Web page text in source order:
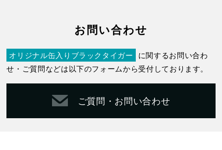
お問い合わせ
オリジナル缶入りブラックタイガー
に関するお問い合わ
せ・ご質問などは以下のフォームから受付しております。
ご質問・お問い合わせ